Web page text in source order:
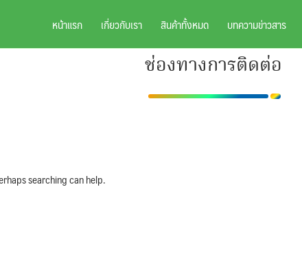
หน้าแรก เกี่ยวกับเรา สินค้าทั้งหมด บทความข่าวสาร
ช่องทางการติดต่อ
searching can help.